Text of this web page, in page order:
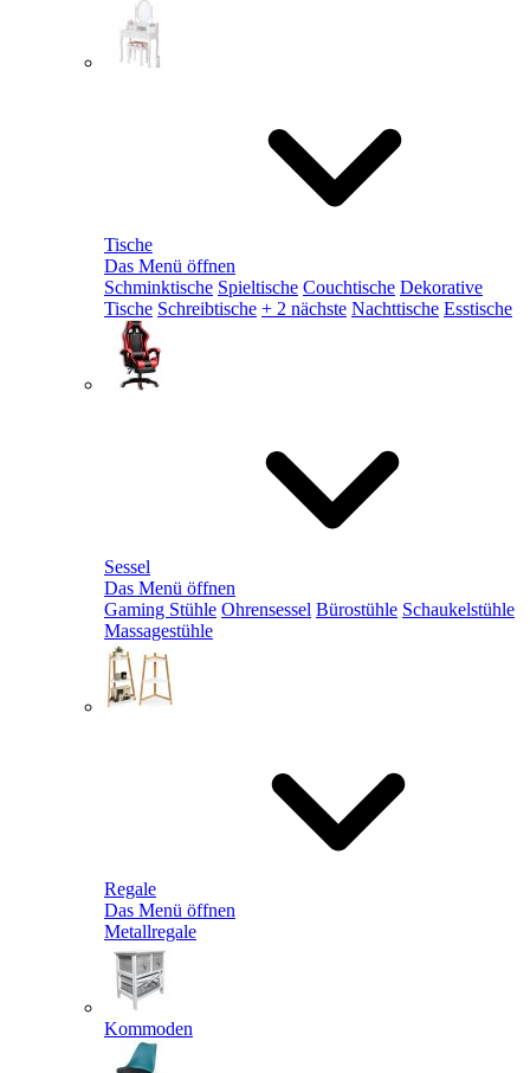
Tische
Das Menü öffnen
Schminktische Spieltische Couchtische Dekorative
Tische Schreibtische + 2 nächste Nachttische Esstische
Sessel
Das Menü öffnen
Gaming Stühle Ohrensessel Bürostühle Schaukelstühle
Massagestühle
Regale
Das Menü öffnen
Metallregale
Kommoden